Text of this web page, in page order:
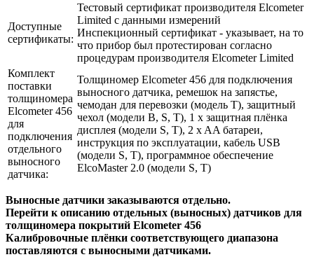
Доступные
сертификаты:
Тестовый сертификат производителя Elcometer
Limited с данными измерений
Инспекционный сертификат - указывает, на то
что прибор был протестирован согласно
процедурам производителя Elcometer Limited
Комплект
поставки
толщиномера
Elcometer 456
для
подключения
отдельного
выносного
датчика:
Толщиномер Elcometer 456 для подключения
выносного датчика, ремешок на запястье,
чемодан для перевозки (модель T), защитный
чехол (модели B, S, T), 1 x защитная плёнка
дисплея (модели S, T), 2 x AA батареи,
инструкция по эксплуатации, кабель USB
(модели S, T), программное обеспечение
ElcoMaster 2.0 (модели S, T)
Выносные датчики заказываются отдельно.
Перейти к описанию отдельных (выносных) датчиков для
толщиномера покрытий Elcometer 456
Калибровочные плёнки соответствующего диапазона
поставляются с выносными датчиками.